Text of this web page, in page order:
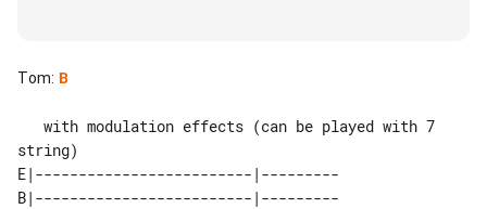
Tom: B
string)
E|-------------------------|---------
B|-------------------------|---------